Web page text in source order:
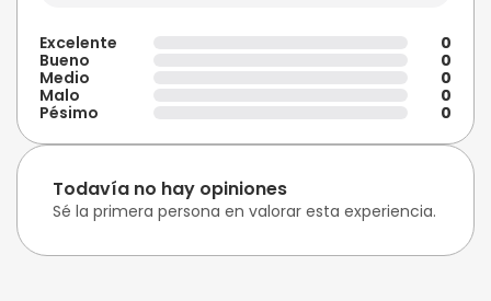
Excelente
0
Bueno
0
Medio
0
Malo
0
Pésimo
0
Todavía no hay opiniones
Sé la primera persona en valorar esta experiencia.